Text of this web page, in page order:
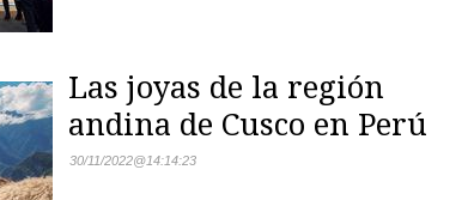
Las joyas de la región
andina de Cusco en Perú
30/11/2022@14:14:23